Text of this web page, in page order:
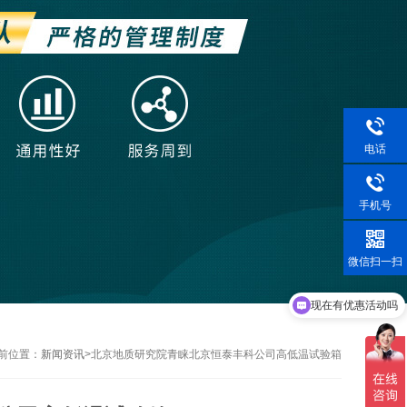
现在有优惠活动吗
位置： 新闻资讯>北京地质研究院青睐北京恒泰丰科公司高低温试验箱
电话
手机号
微信扫一扫